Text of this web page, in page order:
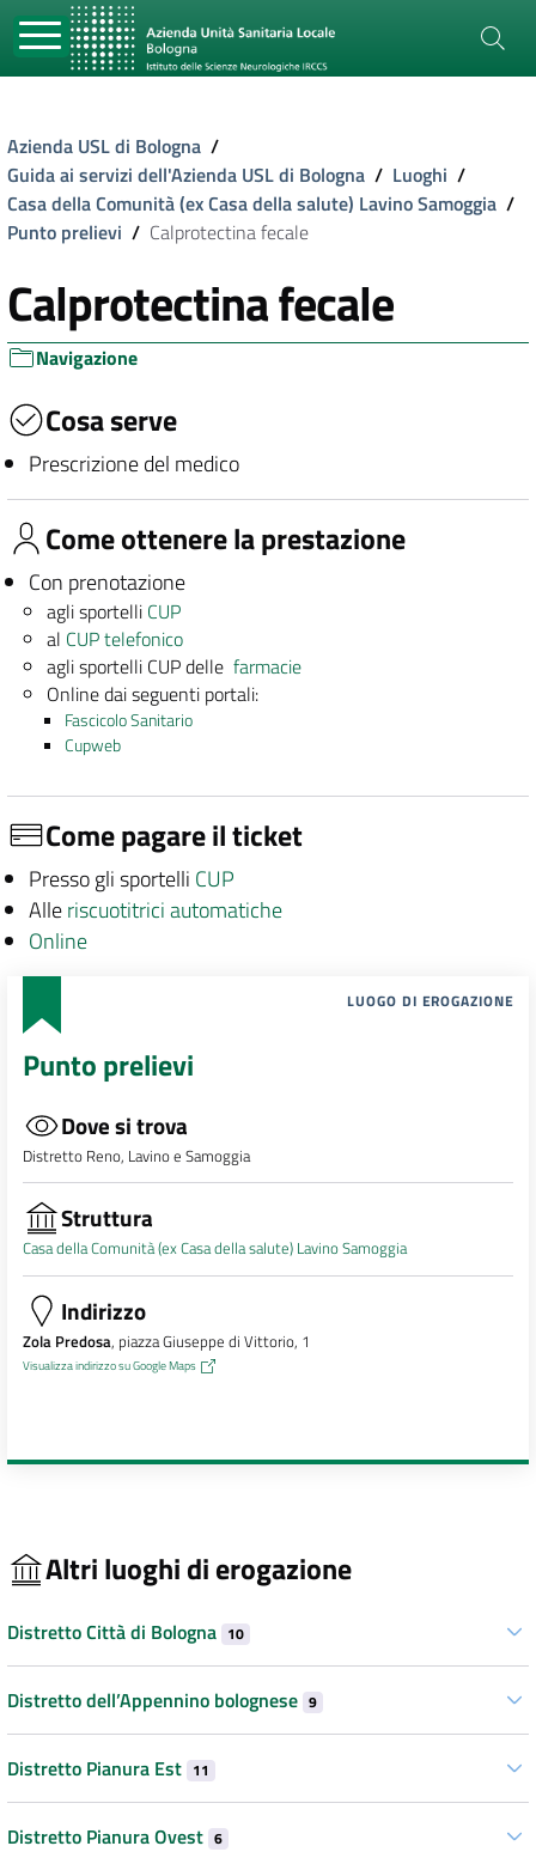
Azienda USL di Bologna /
Guida ai servizi dell'Azienda USL di Bologna / Luoghi /
Casa della Comunità (ex Casa della salute) Lavino Samoggia /
Punto prelievi / Calprotectina fecale
Calprotectina fecale
Navigazione
Cosa serve
Prescrizione del medico
Come ottenere la prestazione
Con prenotazione
agli sportelli CUP
al CUP telefonico
agli sportelli CUP dellefarmacie
Online dai seguenti portali:
Fascicolo Sanitario
Cupweb
Come pagare il ticket
Presso gli sportelli CUP
Alleriscuotitrici automatiche
Online
LUOGO DI EROGAZIONE
Punto prelievi
Dove si trova
Distretto Reno, Lavino e Samoggia
Struttura
Casa della Comunità (ex Casa della salute) Lavino Samoggia
Indirizzo
Zola Predosa, piazza Giuseppe di Vittorio, 1
Visualizza indirizzo su Google Maps
Altri luoghi di erogazione
Distretto Città di Bologna 10
Distretto dell’Appennino bolognese 9
Distretto Pianura Est 11
Distretto Pianura Ovest 6